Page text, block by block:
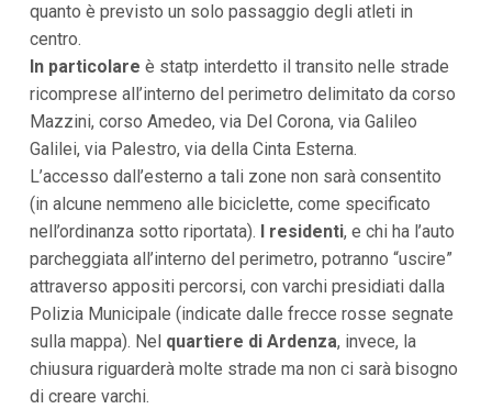
quanto è previsto un solo passaggio degli atleti in
centro.
In particolare è statp interdetto il transito nelle strade
ricomprese all’interno del perimetro delimitato da corso
Mazzini, corso Amedeo, via Del Corona, via Galileo
Galilei, via Palestro, via della Cinta Esterna.
L’accesso dall’esterno a tali zone non sarà consentito
(in alcune nemmeno alle biciclette, come specificato
nell’ordinanza sotto riportata).
I residenti, e chi ha l’auto
parcheggiata all’interno del perimetro, potranno “uscire”
attraverso appositi percorsi, con varchi presidiati dalla
Polizia Municipale (indicate dalle frecce rosse segnate
sulla mappa). Nel quartiere di Ardenza, invece, la
chiusura riguarderà molte strade ma non ci sarà bisogno
di creare varchi.